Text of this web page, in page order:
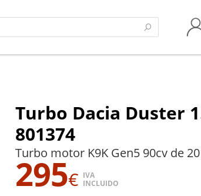
Turbo Dacia Duster
801374
Turbo motor K9K Gen5 90cv de
295€ IVA
INCLUIDO